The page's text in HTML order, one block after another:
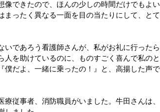
できたので、ほんの少しの時間だけでもよい
ったく異なる一面を目の当たりにして、とて
いであろう看護師さんが、私がお礼に行ったら
を助けているのに、ものすごく喜んで私のと
僕だよ、一緒に乗ったの！』と、高揚した声で
従事者、消防職員がいました。牛田さんは、